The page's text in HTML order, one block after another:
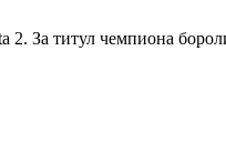
титул чемпиона